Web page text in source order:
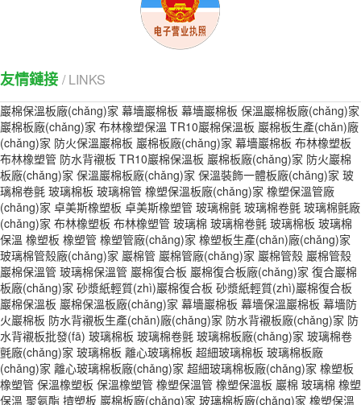
友情鏈接 / LINKS
巖棉保溫板廠(chǎng)家 幕墻巖棉板 幕墻巖棉板 保溫巖棉板廠(chǎng)家
巖棉板廠(chǎng)家 布林橡塑保溫 TR10巖棉保溫板 巖棉板生產(chǎn)廠
(chǎng)家 防火保溫巖棉板 巖棉板廠(chǎng)家 幕墻巖棉板 布林橡塑板
布林橡塑管 防水背襯板 TR10巖棉保溫板 巖棉板廠(chǎng)家 防火巖棉
板廠(chǎng)家 保溫巖棉板廠(chǎng)家 保溫裝飾一體板廠(chǎng)家 玻
璃棉卷氈 玻璃棉板 玻璃棉管 橡塑保溫板廠(chǎng)家 橡塑保溫管廠
(chǎng)家 卓美斯橡塑板 卓美斯橡塑管 玻璃棉氈 玻璃棉卷氈 玻璃棉氈廠
(chǎng)家 布林橡塑板 布林橡塑管 玻璃棉 玻璃棉卷氈 玻璃棉板 玻璃棉
保溫 橡塑板 橡塑管 橡塑管廠(chǎng)家 橡塑板生產(chǎn)廠(chǎng)家
玻璃棉管殼廠(chǎng)家 巖棉管 巖棉管廠(chǎng)家 巖棉管殼 巖棉管殼
巖棉保溫管 玻璃棉保溫管 巖棉復合板 巖棉復合板廠(chǎng)家 復合巖棉
板廠(chǎng)家 砂漿紙輕質(zhì)巖棉復合板 砂漿紙輕質(zhì)巖棉復合板
巖棉保溫板 巖棉保溫板廠(chǎng)家 幕墻巖棉板 幕墻保溫巖棉板 幕墻防
火巖棉板 防水背襯板生產(chǎn)廠(chǎng)家 防水背襯板廠(chǎng)家 防
水背襯板批發(fā) 玻璃棉板 玻璃棉卷氈 玻璃棉板廠(chǎng)家 玻璃棉卷
氈廠(chǎng)家 玻璃棉板 離心玻璃棉板 超細玻璃棉板 玻璃棉板廠
(chǎng)家 離心玻璃棉板廠(chǎng)家 超細玻璃棉板廠(chǎng)家 橡塑板
橡塑管 保溫橡塑板 保溫橡塑管 橡塑保溫管 橡塑保溫板 巖棉 玻璃棉 橡塑
保溫 聚氨酯 擠塑板 巖棉板廠(chǎng)家 玻璃棉板廠(chǎng)家 橡塑保溫